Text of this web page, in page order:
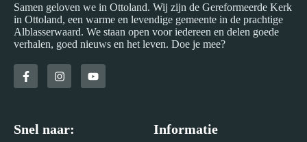
Samen geloven we in Ottoland. Wij zijn de Gereformeerde Kerk
in Ottoland, een warme en levendige gemeente in de prachtige
Alblasserwaard. We staan open voor iedereen en delen goede
verhalen, goed nieuws en het leven. Doe je mee?
Snel naar: Informatie